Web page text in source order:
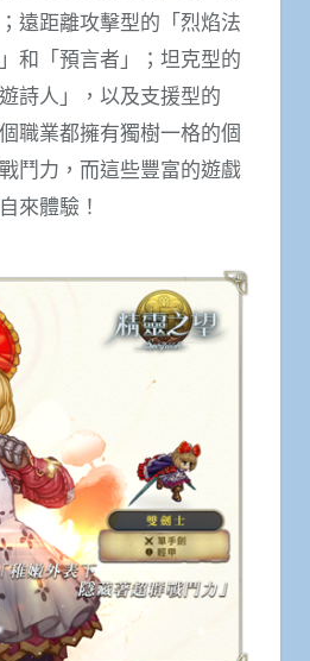
遠距離攻擊型的「烈焰法
和「預言者」；坦克型的
詩人」，以及支援型的
職業都擁有獨樹一格的個
鬥力，而這些豐富的遊戲
來體驗！